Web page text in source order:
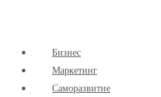
Бизнес
Маркетинг
Cаморазвитие